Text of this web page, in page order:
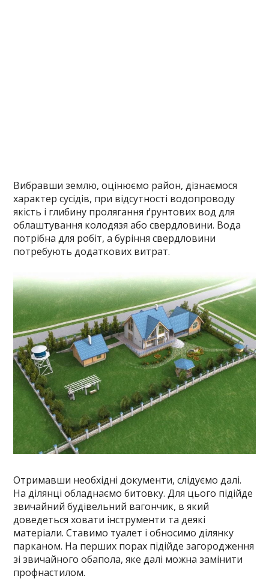
Вибравши землю, оцінюємо район, дізнаємося
характер сусідів, при відсутності водопроводу
якість і глибину пролягання ґрунтових вод для
облаштування колодязя або свердловини. Вода
потрібна для робіт, а буріння свердловини
потребують додаткових витрат.
Отримавши необхідні документи, слідуємо далі.
На ділянці обладнаємо битовку. Для цього підійде
звичайний будівельний вагончик, в який
доведеться ховати інструменти та деякі
матеріали. Ставимо туалет і обносимо ділянку
парканом. На перших порах підійде загородження
зі звичайного обапола, яке далі можна замінити
профнастилом.